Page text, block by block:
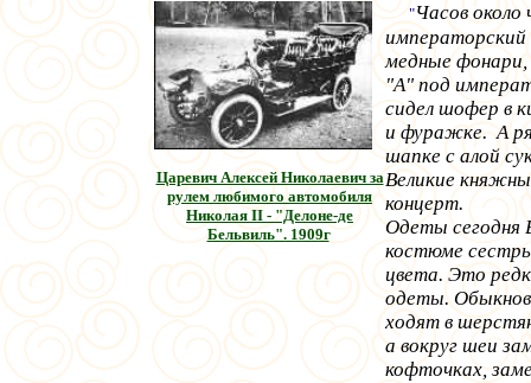
Царевич Алексей Николаевич за
рулем любимого автомобиля
Николая II - "Делоне-де
Бельвиль". 1909г.
"Часов
императорский
медные фонари,
"А" под
сидел шофер в
и фуражке. А
шапке с алой
Великие
концерт.
Одеты сегодня
костюме
цвета. Это
одеты.
ходят в
а вокруг шеи
кофточках,